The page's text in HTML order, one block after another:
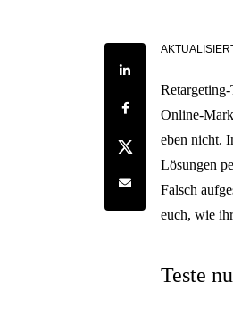
Share on LinkedIn
Share on Facebook
Share on Twitter
Share by e-mail
Online-
eben nicht.
Lösungen
Falsch
euch, wie
Teste